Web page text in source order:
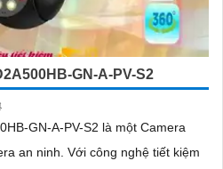
GN-A-PV-S2
GN-A-PV-S2 là một Camera
nghệ tiết kiệm